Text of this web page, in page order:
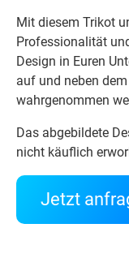
Mit diesem Trikot
Professionalität
Design in Euren
auf und neben
wahrgenommen
Das abgebildete
nicht käuflich
Jetzt